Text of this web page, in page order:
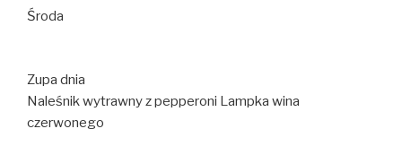
Środa
Zupa dnia
Naleśnik wytrawny z pepperoni Lampka wina
czerwonego